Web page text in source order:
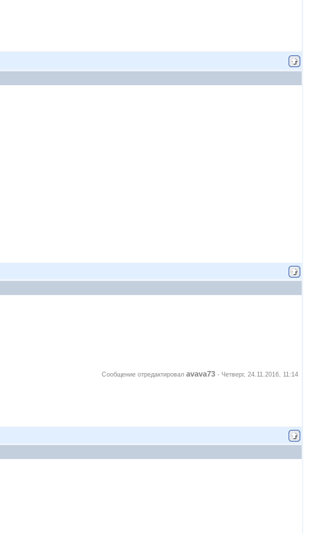
Сообщение отредактировал avava73 - Четверг, 24.11.2016, 11:14